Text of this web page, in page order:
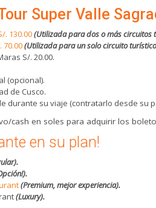
Super Valle
. 130.00(Utilizada para dos o más circuitos
70.00(Utilizada para un solo circuito
S/. 20.00.
(opcional).
de Cusco.
durante su viaje (contratarlo desde su
cash en soles para adquirir los
en su plan!
(Premium, mejor experiencia).
(Luxury).